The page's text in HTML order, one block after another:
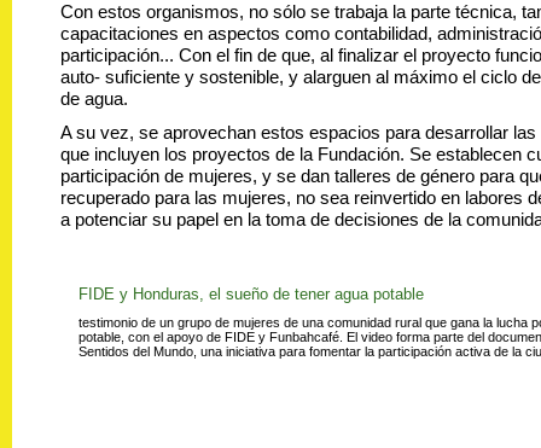
Con estos organismos, no sólo se trabaja la parte técnica,
capacitaciones en aspectos como contabilidad,
participación... Con el fin de que, al finalizar el proyecto
auto- suficiente y sostenible, y alarguen al máximo el ciclo
de agua.
A su vez, se aprovechan estos espacios para desarrollar
que incluyen los proyectos de la Fundación. Se establecen
participación de mujeres, y se dan talleres de género para
recuperado para las mujeres, no sea reinvertido en labores
a potenciar su papel en la toma de decisiones de la
FIDE y Honduras, el sueño de tener agua potable
testimonio de un grupo de mujeres de una comunidad rural que gana la lucha
potable, con el apoyo de FIDE y Funbahcafé. El video forma parte del
Sentidos del Mundo, una iniciativa para fomentar la participación activa de la